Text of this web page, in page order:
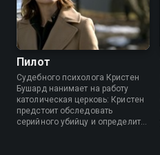
Пилот
Судебного психолога Кристен
Бушард нанимает на работу
католическая церковь: Кристен
предстоит обследовать
серийного убийцу и определить,